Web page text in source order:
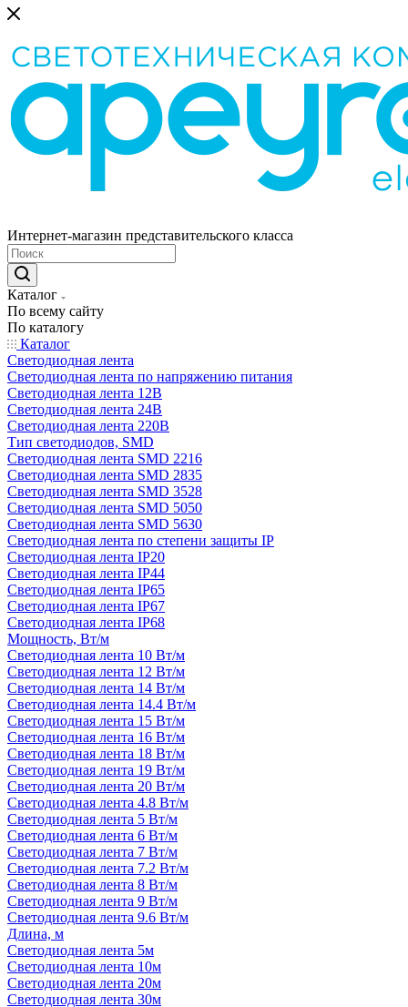
Интернет-магазин представительского класса
Каталог
По всему сайту
По каталогу
Каталог
Светодиодная лента
Светодиодная лента по напряжению питания
Светодиодная лента 12В
Светодиодная лента 24В
Светодиодная лента 220В
Тип светодиодов, SMD
Cветодиодная лента SMD 2216
Светодиодная лента SMD 2835
Светодиодная лента SMD 3528
Светодиодная лента SMD 5050
Светодиодная лента SMD 5630
Светодиодная лента по степени защиты IP
Светодиодная лента IP20
Светодиодная лента IP44
Светодиодная лента IP65
Светодиодная лента IP67
Светодиодная лента IP68
Мощность, Вт/м
Светодиодная лента 10 Вт/м
Светодиодная лента 12 Вт/м
Светодиодная лента 14 Вт/м
Светодиодная лента 14.4 Вт/м
Светодиодная лента 15 Вт/м
Светодиодная лента 16 Вт/м
Светодиодная лента 18 Вт/м
Светодиодная лента 19 Вт/м
Светодиодная лента 20 Вт/м
Светодиодная лента 4.8 Вт/м
Светодиодная лента 5 Вт/м
Светодиодная лента 6 Вт/м
Светодиодная лента 7 Вт/м
Светодиодная лента 7.2 Вт/м
Светодиодная лента 8 Вт/м
Светодиодная лента 9 Вт/м
Светодиодная лента 9.6 Вт/м
Длина, м
Светодиодная лента 5м
Светодиодная лента 10м
Светодиодная лента 20м
Светодиодная лента 30м